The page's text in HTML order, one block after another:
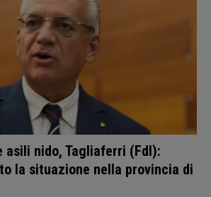
asili nido, Tagliaferri (FdI):
la situazione nella provincia di